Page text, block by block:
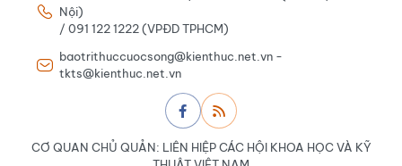
Nội)
/ 091 122 1222 (VPĐD TPHCM)
baotrithuccuocsong@kienthuc.net.vn -
tkts@kienthuc.net.vn
CƠ QUAN CHỦ QUẢN: LIÊN HIỆP CÁC HỘI KHOA HỌC VÀ KỸ